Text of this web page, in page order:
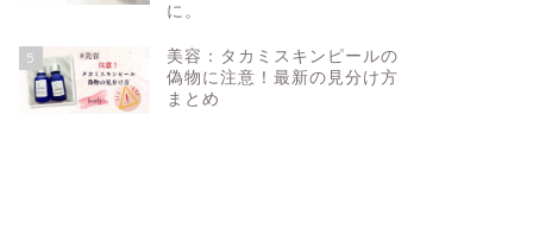
に。
5
美容：タカミスキンピールの
偽物に注意！最新の見分け方
まとめ